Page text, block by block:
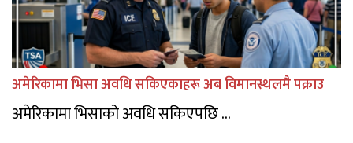
अमेरिकामा भिसा अवधि सकिएकाहरू अब विमानस्थलमै पक्राउ
अमेरिकामा भिसाको अवधि सकिएपछि ...